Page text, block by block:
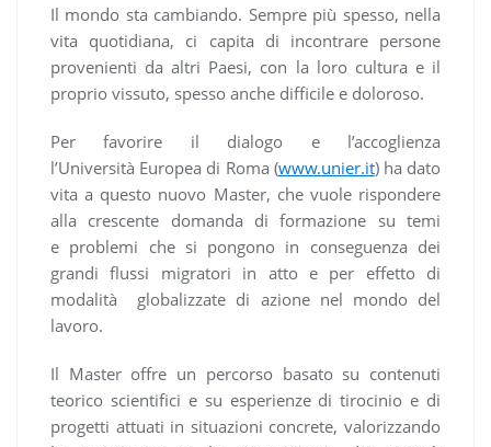
Il mondo sta cambiando. Sempre più spesso, nella
vita quotidiana, ci capita di incontrare persone
provenienti da altri Paesi, con la loro cultura e il
proprio vissuto, spesso anche difficile e doloroso.
Per favorire il dialogo e l’accoglienza
l’Università Europea di Roma (www.unier.it) ha dato
vita a questo nuovo Master, che vuole rispondere
alla crescente domanda di formazione su temi
e problemi che si pongono in conseguenza dei
grandi flussi migratori in atto e per effetto di
modalità globalizzate di azione nel mondo del
lavoro.
Il Master offre un percorso basato su contenuti
teorico scientifici e su esperienze di tirocinio e di
progetti attuati in situazioni concrete, valorizzando